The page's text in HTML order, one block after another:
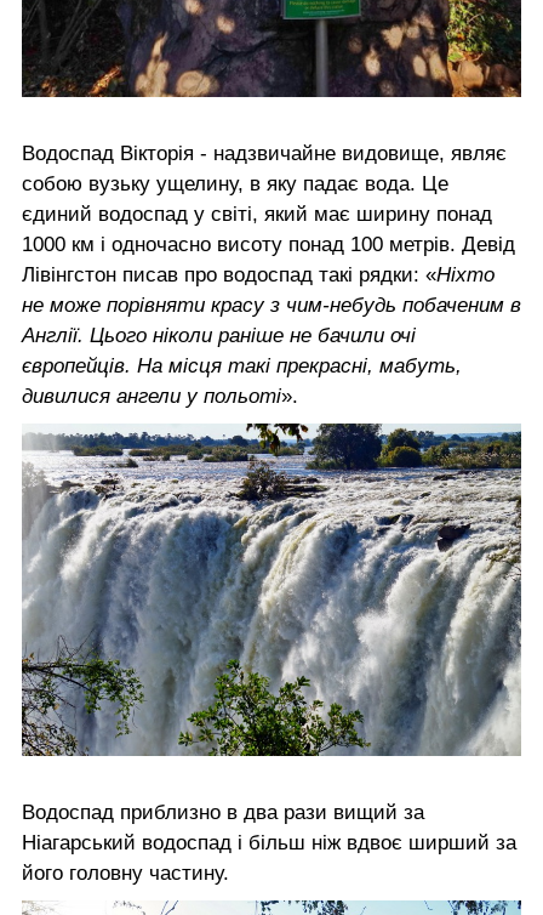
Водоспад Вікторія - надзвичайне видовище, являє
собою вузьку ущелину, в яку падає вода. Це
єдиний водоспад у світі, який має ширину понад
1000 км і одночасно висоту понад 100 метрів. Девід
Лівінгстон писав про водоспад такі рядки: «Ніхто
не може порівняти красу з чим-небудь побаченим в
Англії. Цього ніколи раніше не бачили очі
європейців. На місця такі прекрасні, мабуть,
дивилися ангели у польоті».
Водоспад приблизно в два рази вищий за
Ніагарський водоспад і більш ніж вдвоє ширший за
його головну частину.